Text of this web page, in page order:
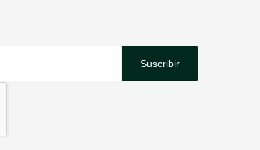
Suscribir